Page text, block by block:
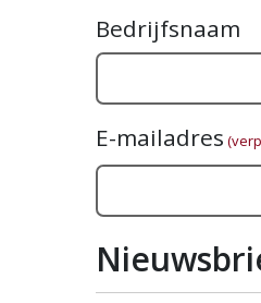
Bedrijfsnaam
E-mailadres